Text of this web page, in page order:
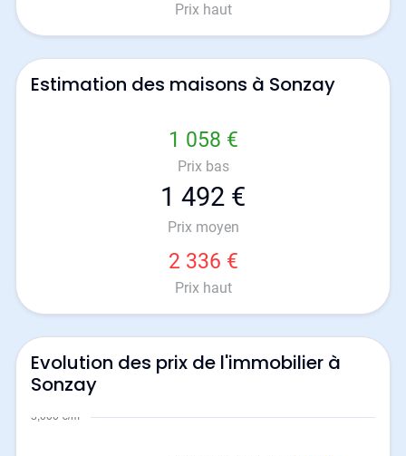
Prix haut
Estimation des maisons à Sonzay
1 058 €
Prix bas
1 492 €
Prix moyen
2 336 €
Prix haut
Evolution des prix de l'immobilier à
Sonzay